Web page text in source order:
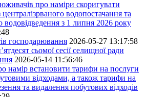
про наміри скоригувати
централізрваного водопостачання та
водовідведення з 1 липня 2026 року
господарювання 2026-05-27 13:17:58
сьомої сесії селищної ради
2026-05-14 11:56:46
намір встановити тарифи на послуги
відходами, а також тарифи на
та видалення побутових відходів